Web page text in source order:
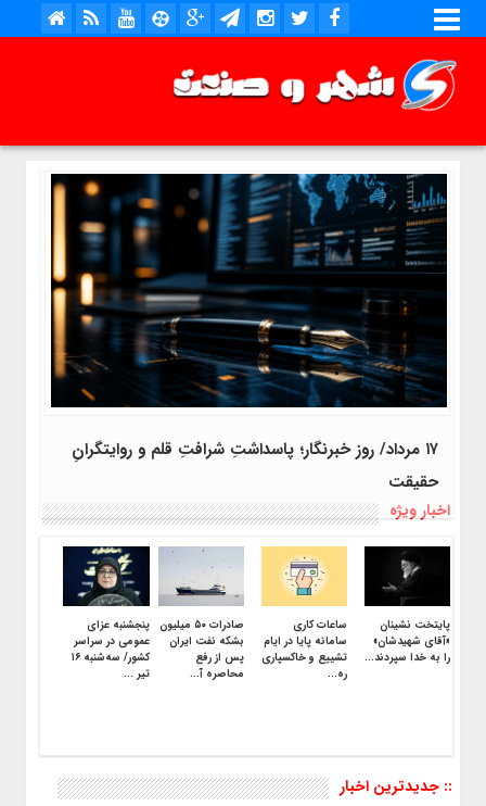
۱۷ مرداد/ روز خبرنگار؛ پاسداشتِ شرافتِ قلم و روایتگرانِ
حقیقت
اخبار ویژه
پایتخت نشینان
«آقای شهیدشان»
را به خدا سپردند...
ساعات کاری
سامانه پایا در ایام
تشییع و خاکسپاری
ره...
صادرات ۵۰ میلیون
بشکه نفت ایران
پس از رفع
محاصره آ...
پنجشنبه عزای
عمومی‌ در سراسر
کشور/ سه‌شنبه ۱۶
تیر ...
:: جدیدترین اخبار